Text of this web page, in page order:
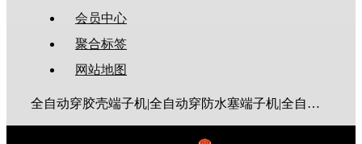
会员中心
聚合标签
网站地图
全自动穿胶壳端子机|全自动穿防水塞端子机|全自动穿热缩管端子机|全自动穿护套端子机|全自动穿号码管端子机|全自动端子机|全自动穿防水栓端子机|端子压着机|端子压接机|静音端子机|多芯线端子机|护套线端子机|全自动排线端子机|新能源大平方压接机|电脑剥线机|自动剥线机|裁线机|剥线机